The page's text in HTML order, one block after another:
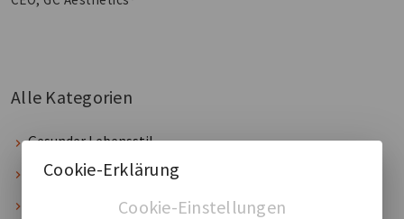
Alle Kategorien
Gesunder Lebensstil
Dein Körper, deine Wahl
Tipps & Fakten
Cookie-Erklärung
Cookie-Einstellungen